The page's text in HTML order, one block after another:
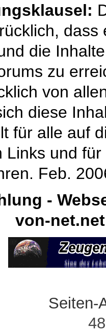
die
zu
von
diese
für alle auf
Links und
Feb.
-
von-net.net
Seiten-